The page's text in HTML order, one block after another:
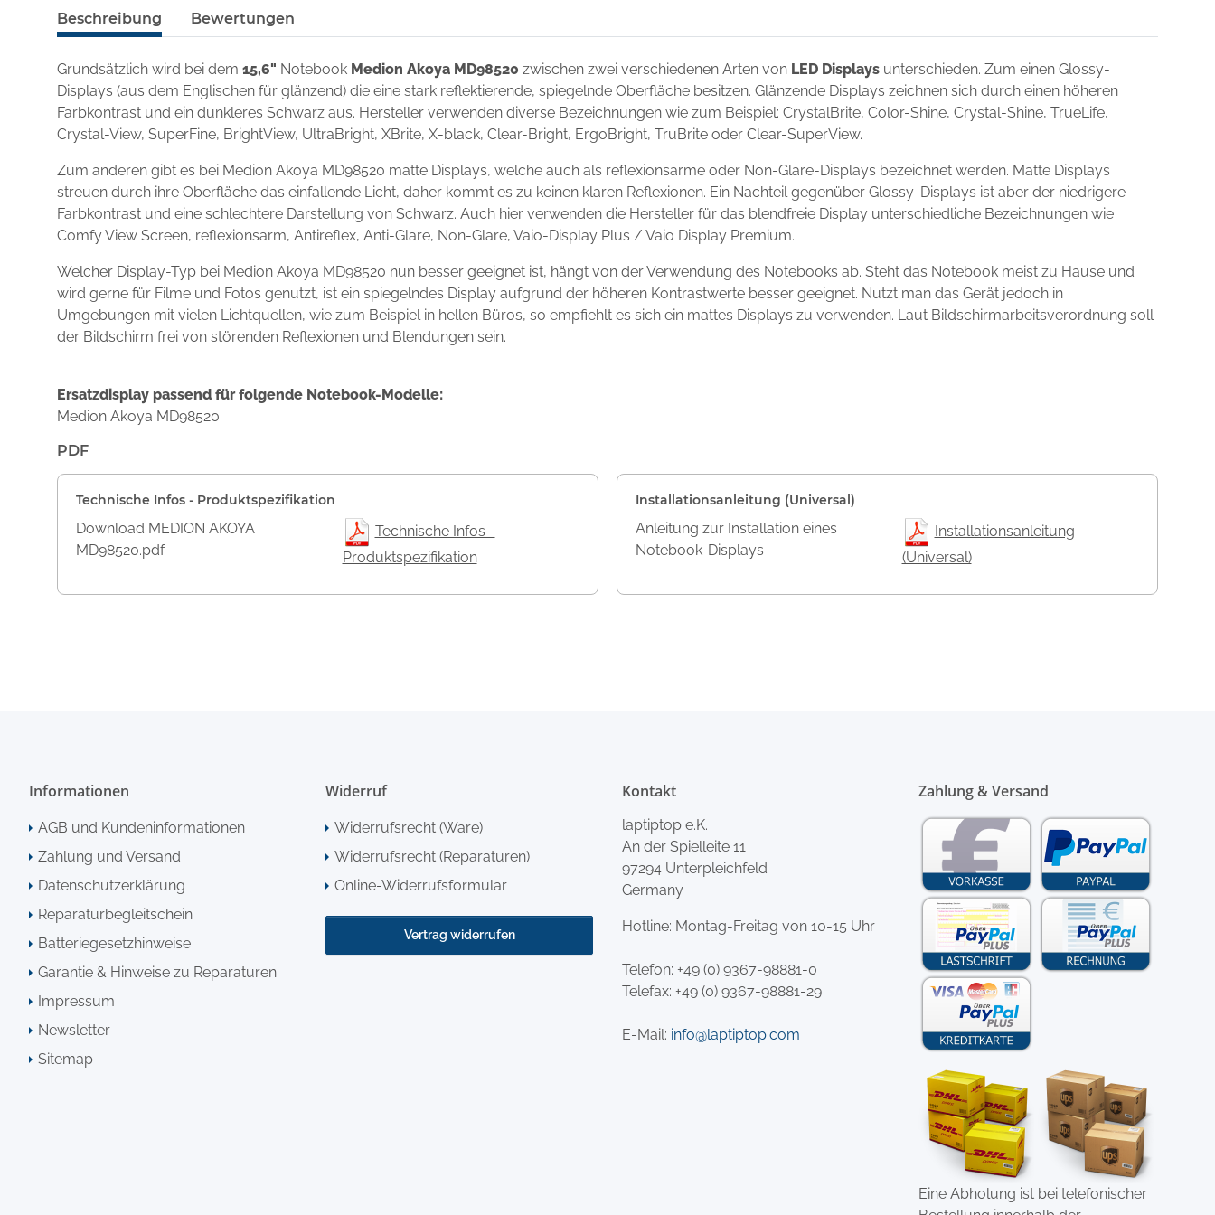
Beschreibung Bewertungen
Grundsätzlich wird bei dem 15,6" Notebook Medion Akoya MD98520 zwischen zwei verschiedenen Arten von LED Displays unterschieden. Zum einen Glossy-
Displays (aus dem Englischen für glänzend) die eine stark reflektierende, spiegelnde Oberfläche besitzen. Glänzende Displays zeichnen sich durch einen höheren
Farbkontrast und ein dunkleres Schwarz aus. Hersteller verwenden diverse Bezeichnungen wie zum Beispiel: CrystalBrite, Color-Shine, Crystal-Shine, TrueLife,
Crystal-View, SuperFine, BrightView, UltraBright, XBrite, X-black, Clear-Bright, ErgoBright, TruBrite oder Clear-SuperView.
Zum anderen gibt es bei Medion Akoya MD98520 matte Displays, welche auch als reflexionsarme oder Non-Glare-Displays bezeichnet werden. Matte Displays
streuen durch ihre Oberfläche das einfallende Licht, daher kommt es zu keinen klaren Reflexionen. Ein Nachteil gegenüber Glossy-Displays ist aber der niedrigere
Farbkontrast und eine schlechtere Darstellung von Schwarz. Auch hier verwenden die Hersteller für das blendfreie Display unterschiedliche Bezeichnungen wie
Comfy View Screen, reflexionsarm, Antireflex, Anti-Glare, Non-Glare, Vaio-Display Plus / Vaio Display Premium.
Welcher Display-Typ bei Medion Akoya MD98520 nun besser geeignet ist, hängt von der Verwendung des Notebooks ab. Steht das Notebook meist zu Hause und
wird gerne für Filme und Fotos genutzt, ist ein spiegelndes Display aufgrund der höheren Kontrastwerte besser geeignet. Nutzt man das Gerät jedoch in
Umgebungen mit vielen Lichtquellen, wie zum Beispiel in hellen Büros, so empfiehlt es sich ein mattes Displays zu verwenden. Laut Bildschirmarbeitsverordnung soll
der Bildschirm frei von störenden Reflexionen und Blendungen sein.
Ersatzdisplay passend für folgende Notebook-Modelle:
Medion Akoya MD98520
PDF
Technische Infos - Produktspezifikation
Download MEDION AKOYA
MD98520.pdf
Technische Infos -
Produktspezifikation
Installationsanleitung (Universal)
Anleitung zur Installation eines
Notebook-Displays
Installationsanleitung
(Universal)
Informationen
AGB und Kundeninformationen
Zahlung und Versand
Datenschutzerklärung
Reparaturbegleitschein
Batteriegesetzhinweise
Garantie & Hinweise zu Reparaturen
Impressum
Newsletter
Sitemap
Widerruf
Widerrufsrecht (Ware)
Widerrufsrecht (Reparaturen)
Online-Widerrufsformular
Vertrag widerrufen
Kontakt
laptiptop e.K.
An der Spielleite 11
97294 Unterpleichfeld
Germany
Hotline: Montag-Freitag von 10-15 Uhr
Telefon: +49 (0) 9367-98881-0
Telefax: +49 (0) 9367-98881-29
E-Mail: info@laptiptop.com
Zahlung & Versand
Eine Abholung ist bei telefonischer